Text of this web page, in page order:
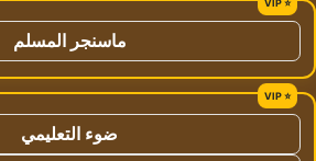
ماسنجر المسلم
ضوء التعليمي